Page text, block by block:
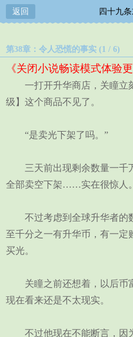
返回 四十九
第38章：令人恐慌的事实 (1 / 6)
《关闭小说畅读模式体验更
一打开升华商店，关瞳立
级】这个商品不见了。
“是卖光下架了吗。”
三天前出现剩余数量一千
全部卖空下架……实在很惊人。
不过考虑到全球升华者的
至千分之一有升华币，有一定
买光。
关瞳之前还想着，以后币
现在看来还是不太现实。
不过他现在不能断言，因